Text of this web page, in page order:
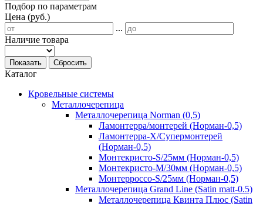
Подбор по параметрам
Цена (руб.)
...
Наличие товара
Показать Сбросить
Каталог
Кровельные системы
Металлочерепица
Металлочерепица Norman (0,5)
Ламонтерра/монтерей (Норман-0,5)
Ламонтерра-Х/Супермонтерей
(Норман-0,5)
Монтекристо-S/25мм (Норман-0,5)
Монтекристо-M/30мм (Норман-0,5)
Монтерроссо-S/25мм (Норман-0,5)
Металлочерепица Grand Line (Satin matt-0.5)
Металлочерепица Квинта Плюс (Satin